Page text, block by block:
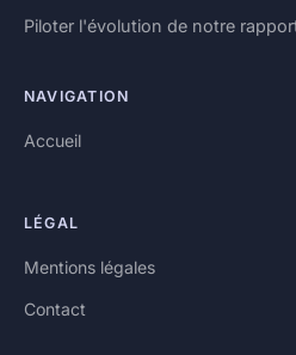
Piloter l'évolution de notre
NAVIGATION
Accueil
LÉGAL
Mentions légales
Contact